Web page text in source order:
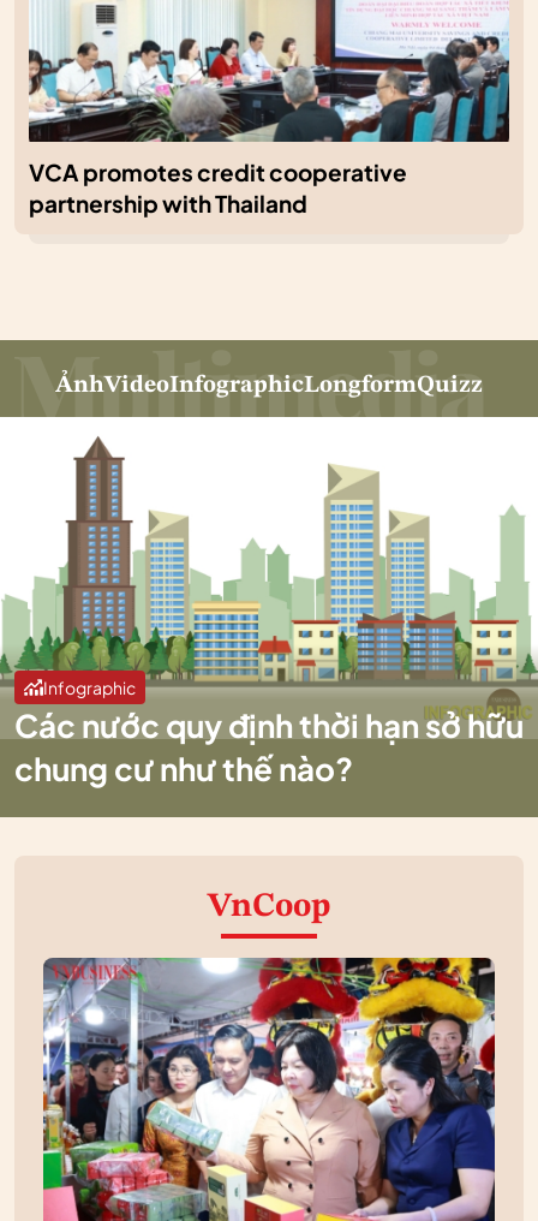
VCA promotes credit cooperative
partnership with Thailand
ẢnhVideoInfographicLongformQuizz
Infographic
Các nước quy định thời hạn sở hữu
chung cư như thế nào?
VnCoop